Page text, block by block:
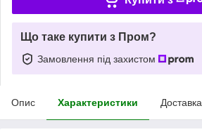
Що таке купити з Пром?
Замовлення під захистом
Опис Характеристики Доставка